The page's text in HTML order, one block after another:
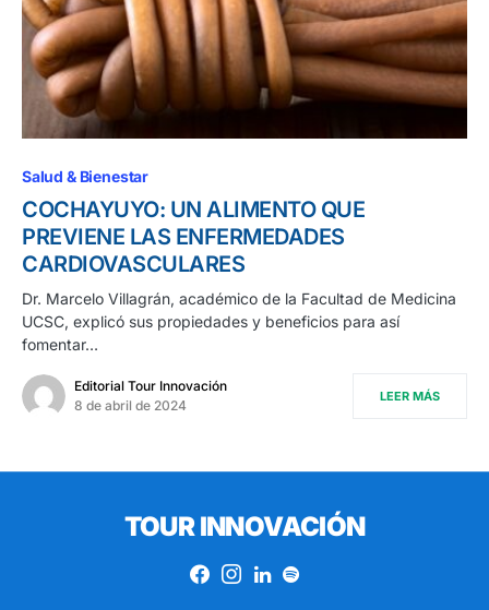
Salud & Bienestar
COCHAYUYO: UN ALIMENTO QUE
PREVIENE LAS ENFERMEDADES
CARDIOVASCULARES
Dr. Marcelo Villagrán, académico de la Facultad de Medicina
UCSC, explicó sus propiedades y beneficios para así
fomentar…
Editorial Tour Innovación
8 de abril de 2024
LEER MÁS
TOUR INNOVACIÓN